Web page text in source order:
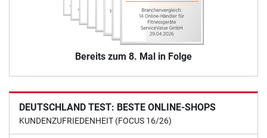
Bereits zum 8. Mal in Folge
DEUTSCHLAND TEST: BESTE ONLINE-SHOPS
KUNDENZUFRIEDENHEIT (FOCUS 16/26)